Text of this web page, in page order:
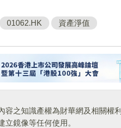
01062.HK 資產淨值
容之知識產權為財華網及相關權
立鏡像等任何使用。